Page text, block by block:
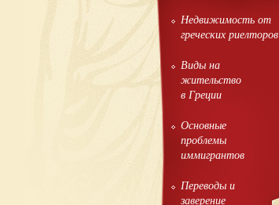
Недвижимость от
греческих риелторов
Виды на
жительство
в Греции
Основные
проблемы
иммигрантов
Переводы и
заверение